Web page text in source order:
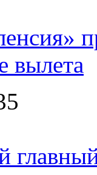
вылета